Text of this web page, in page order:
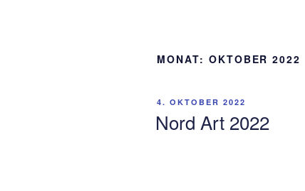
MONAT: OKTOBER 2022
VERÖFFENTLICHT
4. OKTOBER 2022
Nord Art 2022